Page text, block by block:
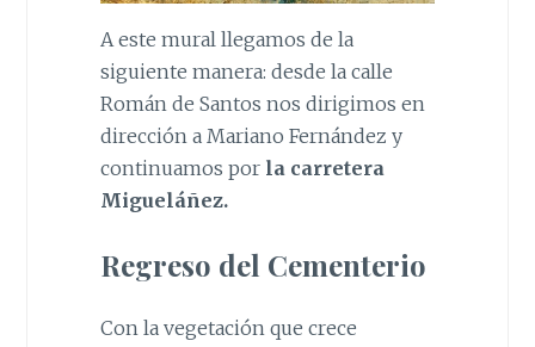
A este mural llegamos de la
siguiente manera: desde la calle
Román de Santos nos dirigimos en
dirección a Mariano Fernández y
continuamos por la carretera
Migueláñez.
Regreso del Cementerio
Con la vegetación que crece